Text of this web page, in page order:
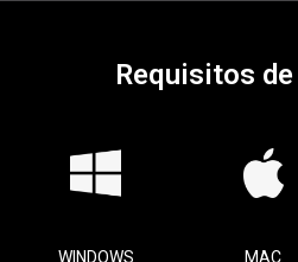
Requisitos
WINDOWS
MAC